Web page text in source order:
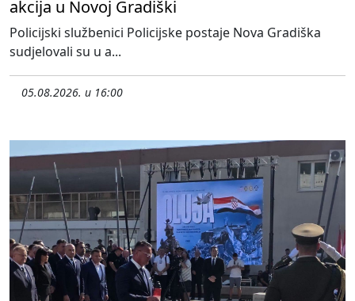
akcija u Novoj Gradiški
Policijski službenici Policijske postaje Nova Gradiška
sudjelovali su u a...
05.08.2026. u 16:00